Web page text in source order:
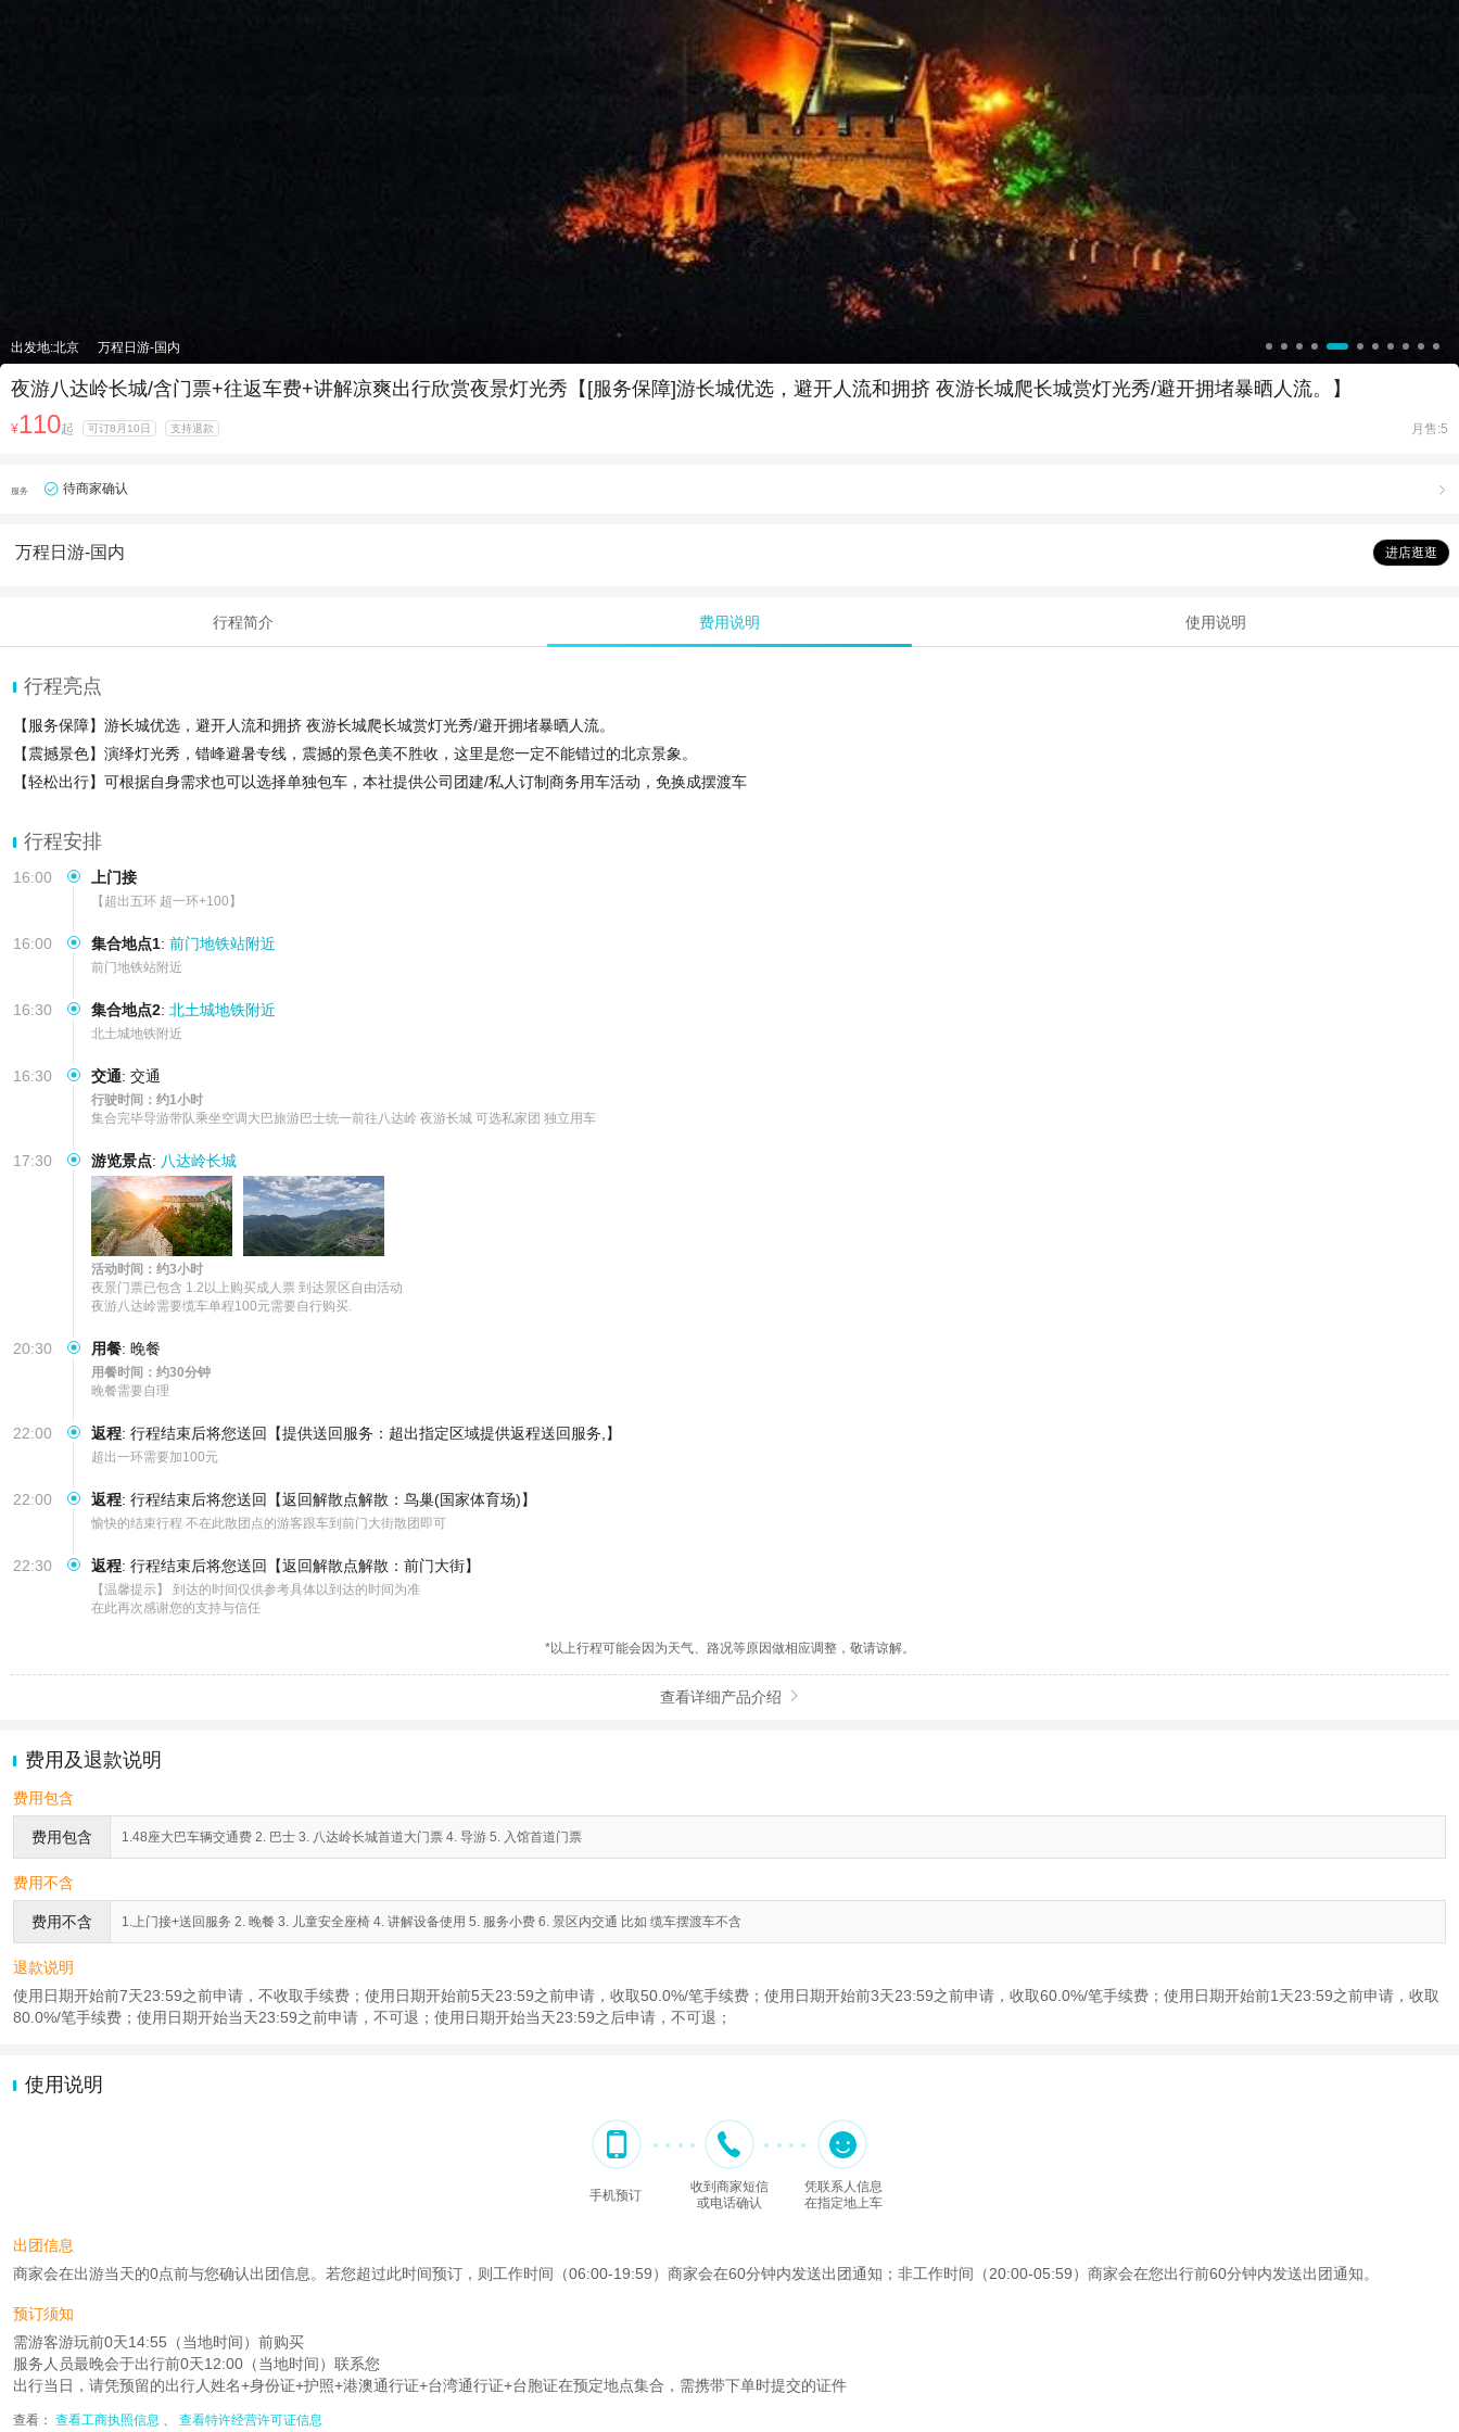
出发地:北京 万程日游-国内
夜游八达岭长城/含门票+往返车费+讲解凉爽出行欣赏夜景灯光秀【[服务保障]游长城优选，避开人流和拥挤 夜游长城爬长城赏灯光秀/避开拥堵暴晒人流。】
¥110起 可订8月10日 支持退款 月售:5
服务 待商家确认 
万程日游-国内 进店逛逛
行程简介 费用说明 使用说明
行程亮点
【服务保障】游长城优选，避开人流和拥挤 夜游长城爬长城赏灯光秀/避开拥堵暴晒人流。
【震撼景色】演绎灯光秀，错峰避暑专线，震撼的景色美不胜收，这里是您一定不能错过的北京景象。
【轻松出行】可根据自身需求也可以选择单独包车，本社提供公司团建/私人订制商务用车活动，免换成摆渡车
行程安排
16:00 上门接
【超出五环 超一环+100】
16:00 集合地点1: 前门地铁站附近
前门地铁站附近
16:30 集合地点2: 北土城地铁附近
北土城地铁附近
16:30 交通: 交通
行驶时间：约1小时
集合完毕导游带队乘坐空调大巴旅游巴士统一前往八达岭 夜游长城 可选私家团 独立用车
17:30 游览景点: 八达岭长城
活动时间：约3小时
夜景门票已包含 1.2以上购买成人票 到达景区自由活动
夜游八达岭需要缆车单程100元需要自行购买.
20:30 用餐: 晚餐
用餐时间：约30分钟
晚餐需要自理
22:00 返程: 行程结束后将您送回【提供送回服务：超出指定区域提供返程送回服务,】
超出一环需要加100元
22:00 返程: 行程结束后将您送回【返回解散点解散：鸟巢(国家体育场)】
愉快的结束行程 不在此散团点的游客跟车到前门大街散团即可
22:30 返程: 行程结束后将您送回【返回解散点解散：前门大街】
【温馨提示】 到达的时间仅供参考具体以到达的时间为准
在此再次感谢您的支持与信任
*以上行程可能会因为天气、路况等原因做相应调整，敬请谅解。
查看详细产品介绍 
费用及退款说明
费用包含
费用包含 1.48座大巴车辆交通费 2. 巴士 3. 八达岭长城首道大门票 4. 导游 5. 入馆首道门票
费用不含
费用不含 1.上门接+送回服务 2. 晚餐 3. 儿童安全座椅 4. 讲解设备使用 5. 服务小费 6. 景区内交通 比如 缆车摆渡车不含
退款说明
使用日期开始前7天23:59之前申请，不收取手续费；使用日期开始前5天23:59之前申请，收取50.0%/笔手续费；使用日期开始前3天23:59之前申请，收取60.0%/笔手续费；使用日期开始前1天23:59之前申请，收取
80.0%/笔手续费；使用日期开始当天23:59之前申请，不可退；使用日期开始当天23:59之后申请，不可退；
使用说明
手机预订
收到商家短信
或电话确认
凭联系人信息
在指定地上车
出团信息
商家会在出游当天的0点前与您确认出团信息。若您超过此时间预订，则工作时间（06:00-19:59）商家会在60分钟内发送出团通知；非工作时间（20:00-05:59）商家会在您出行前60分钟内发送出团通知。
预订须知
需游客游玩前0天14:55（当地时间）前购买
服务人员最晚会于出行前0天12:00（当地时间）联系您
出行当日，请凭预留的出行人姓名+身份证+护照+港澳通行证+台湾通行证+台胞证在预定地点集合，需携带下单时提交的证件
查看： 查看工商执照信息 、 查看特许经营许可证信息